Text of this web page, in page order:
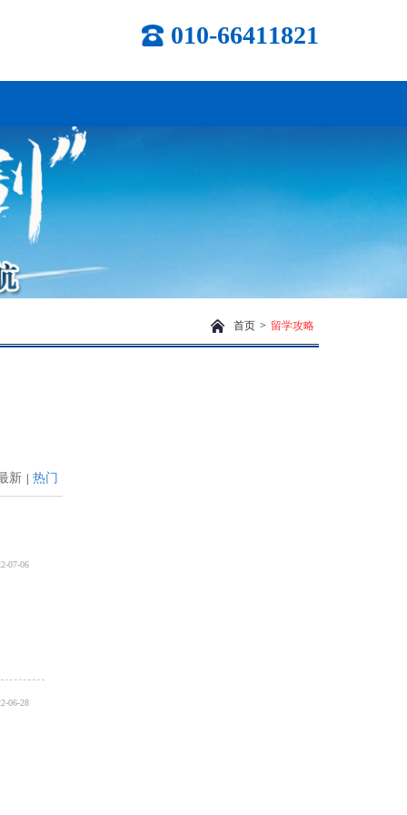
010-66411821
首页 > 留学攻略
新 热门
07-06
06-28